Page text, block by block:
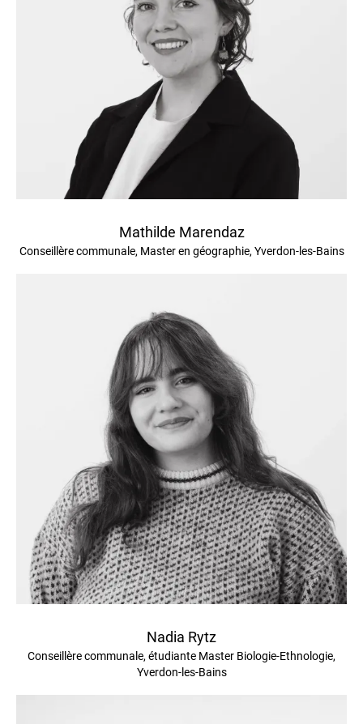
Mathilde Marendaz
Conseillère communale, Master en géographie, Yverdon-les-Bains
Nadia Rytz
Conseillère communale, étudiante Master Biologie-Ethnologie,
Yverdon-les-Bains